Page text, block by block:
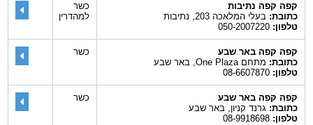
קפה קפה נתיבות
כתובת:בעלי המלאכה 203, נתיבות
טלפון:050-2007220
כשר
למהדרין
קפה קפה באר שבע
כתובת:מתחם One Plaza, באר שבע
טלפון:08-6607870
כשר
קפה קפה באר שבע
כתובת:גרנד קניון, באר שבע
טלפון:08-9918698
כשר